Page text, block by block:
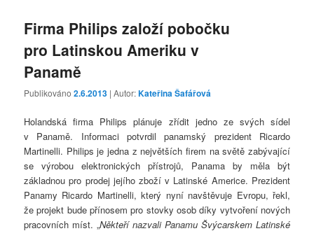
Firma Philips založí pobočku
pro Latinskou Ameriku v
Panamě
Publikováno2.6.2013 | Autor:Kateřina Šafářová
Holandská firma Philips plánuje zřídit jedno ze svých sídel
v Panamě. Informaci potvrdil panamský prezident Ricardo
Martinelli. Philips je jedna z největších firem na světě zabývající
se výrobou elektronických přístrojů, Panama by měla být
základnou pro prodej jejího zboží v Latinské Americe. Prezident
Panamy Ricardo Martinelli, který nyní navštěvuje Evropu, řekl,
že projekt bude přínosem pro stovky osob díky vytvoření nových
pracovních míst. „Někteří nazvali Panamu Švýcarskem Latinské